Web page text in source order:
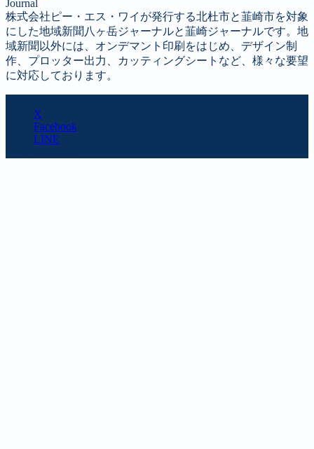
Journal
株式会社ピー・エス・ワイが発行する北杜市と韮崎市を対象
にした地域新聞八ヶ岳ジャーナルと韮崎ジャーナルです。地
域新聞以外には、オンデマント印刷をはじめ、デザイン制
作、プロッター出力、カッティングシートなど、様々な要望
に対応しております。
X
Facebook
LINE